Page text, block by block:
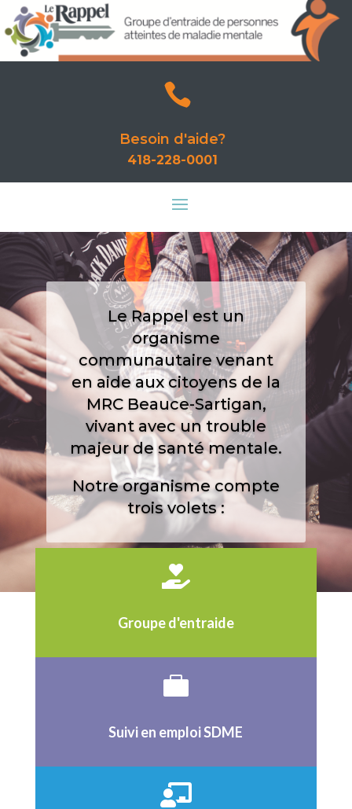

Besoin d'aide?
418-228-0001
Le Rappel est un
organisme
communautaire venant
en aide aux citoyens de la
MRC Beauce-Sartigan,
vivant avec un trouble
majeur de santé mentale.
Notre organisme compte
trois volets :

Groupe d'entraide

Suivi en emploi SDME
